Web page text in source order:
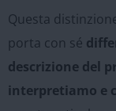
Questa
porta con sé
descrizione del
interpretiamo e